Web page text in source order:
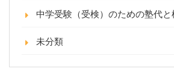
中学受験（受検）のための塾代と
未分類